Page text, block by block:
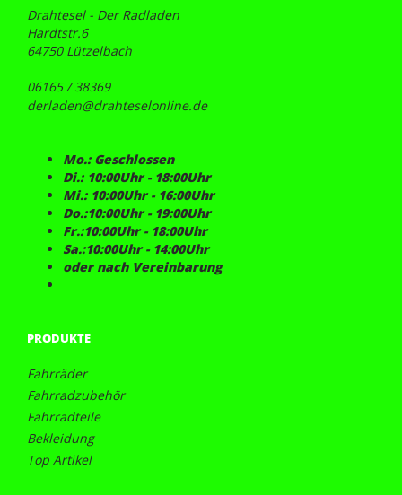
Drahtesel - Der Radladen
Hardtstr.6
64750 Lützelbach
06165 / 38369
derladen@drahteselonline.de
Mo.: Geschlossen
Di.: 10:00Uhr - 18:00Uhr
Mi.: 10:00Uhr - 16:00Uhr
Do.:10:00Uhr - 19:00Uhr
Fr.:10:00Uhr - 18:00Uhr
Sa.:10:00Uhr - 14:00Uhr
oder nach Vereinbarung
PRODUKTE
Fahrräder
Fahrradzubehör
Fahrradteile
Bekleidung
Top Artikel